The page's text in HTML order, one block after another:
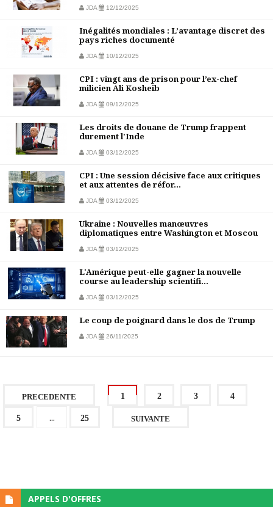
JDA 12/12/2025
Inégalités mondiales : L’avantage discret des
pays riches documenté
JDA 10/12/2025
CPI : vingt ans de prison pour l’ex-chef
milicien Ali Kosheib
JDA 09/12/2025
Les droits de douane de Trump frappent
durement l'Inde
JDA 03/12/2025
CPI : Une session décisive face aux critiques
et aux attentes de réfor...
JDA 03/12/2025
Ukraine : Nouvelles manœuvres
diplomatiques entre Washington et Moscou
JDA 03/12/2025
L'Amérique peut-elle gagner la nouvelle
course au leadership scientifi...
JDA 03/12/2025
Le coup de poignard dans le dos de Trump
JDA 26/11/2025
PRECEDENTE 1 2 3 4
5 ... 25 SUIVANTE
APPELS D'OFFRES